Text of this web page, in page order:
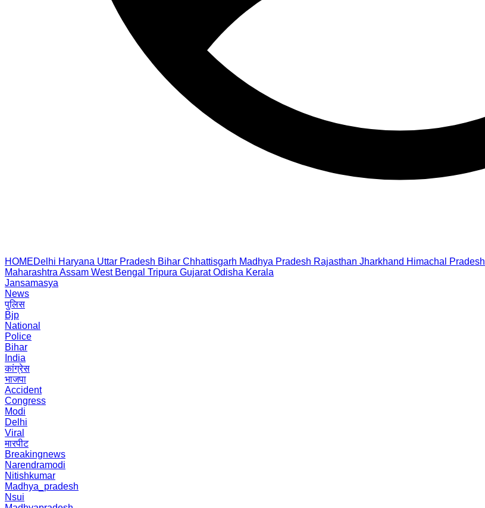
HOMEDelhi Haryana Uttar Pradesh Bihar Chhattisgarh Madhya Pradesh Rajasthan Jharkhand Himachal Pradesh
Maharashtra Assam West Bengal Tripura Gujarat Odisha Kerala
Jansamasya
News
पुलिस
Bjp
National
Police
Bihar
India
कांग्रेस
भाजपा
Accident
Congress
Modi
Delhi
Viral
मारपीट
Breakingnews
Narendramodi
Nitishkumar
Madhya_pradesh
Nsui